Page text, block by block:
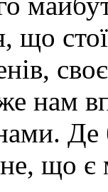
що
нам
Де
що